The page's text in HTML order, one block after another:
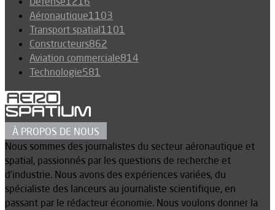
Aéronautique1103
Transport spatial1101
Constructeurs862
Aviation commerciale814
Technologie581
À PROPOS DE NOUS
Nous sommes des journalistes du secteur aéronautique et
spatial, passionnés par les questions de recherche et
d’industrie. Nous avons des expériences variées, du
spécialiste des lanceurs au journaliste scientifique, en
passant par le rédacteur économie. Nous voulons donner la